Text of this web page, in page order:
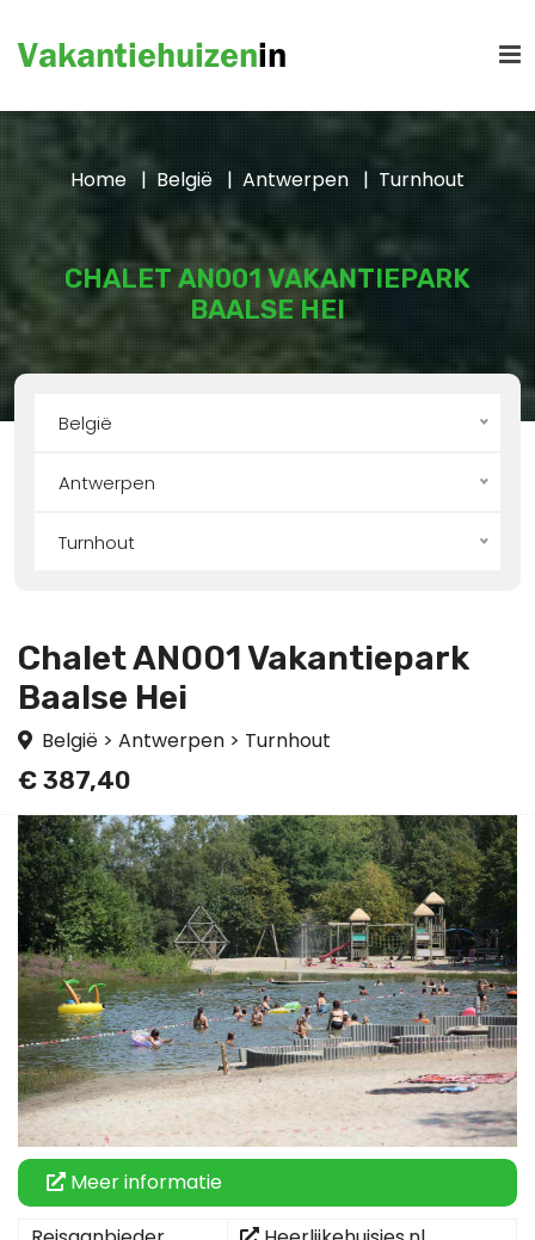
CHALET AN001 VAKANTIEPARK
BAALSE HEI
Home België Antwerpen Turnhout
België
Antwerpen
Turnhout
Chalet AN001 Vakantiepark
Baalse Hei
België > Antwerpen > Turnhout
€ 387,40
Meer informatie